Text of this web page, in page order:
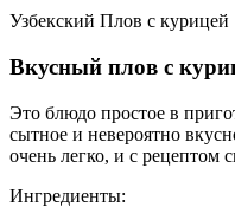
Узбекский Плов с курицей
Вкусный плов с
Это блюдо простое в
сытное и невероятно
очень легко, и с рецептом
Ингредиенты: